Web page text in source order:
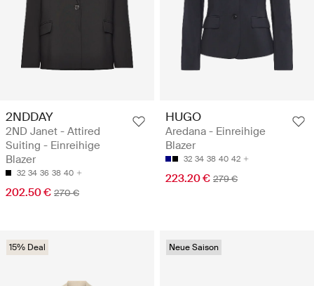
2NDDAY
2ND Janet - Attired
Suiting - Einreihige
Blazer
32 34 36 38 40
202.50 € 270 €
HUGO
Aredana - Einreihige
Blazer
32 34 38 40 42
223.20 € 279 €
15% Deal Neue Saison